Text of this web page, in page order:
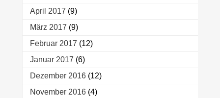
April 2017 (9)
März 2017 (9)
Februar 2017 (12)
Januar 2017 (6)
Dezember 2016(12)
November 2016(4)